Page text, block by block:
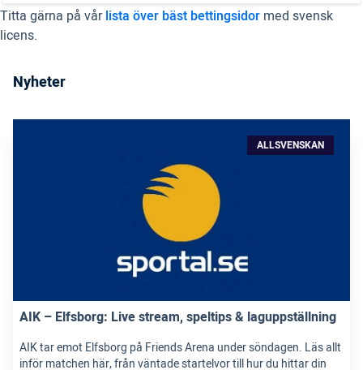
Titta gärna på vårlista över bäst bettingsidor med svensk
licens.
Nyheter
ALLSVENSKAN
AIK – Elfsborg: Live stream, speltips & laguppställning
AIK tar emot Elfsborg på Friends Arena under söndagen. Läs allt
inför matchen här, från väntade startelvor till hur du hittar din